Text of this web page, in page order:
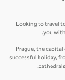
Looking to
you
Prague, the
successful